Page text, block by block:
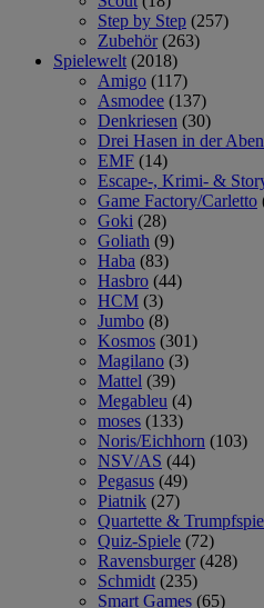
Step by Step (257)
Zubehör (263)
Spielewelt (2018)
Amigo (117)
Asmodee (137)
Denkriesen (30)
Drei Hasen in der
EMF (14)
Escape-, Krimi- &
Game Factory/Carletto
Goki (28)
Goliath (9)
Haba (83)
Hasbro (44)
HCM (3)
Jumbo (8)
Kosmos (301)
Magilano (3)
Mattel (39)
Megableu (4)
moses (133)
Noris/Eichhorn (103)
NSV/AS (44)
Pegasus (49)
Piatnik (27)
Quartette &
Quiz-Spiele (72)
Ravensburger (428)
Schmidt (235)
Smart Games (65)